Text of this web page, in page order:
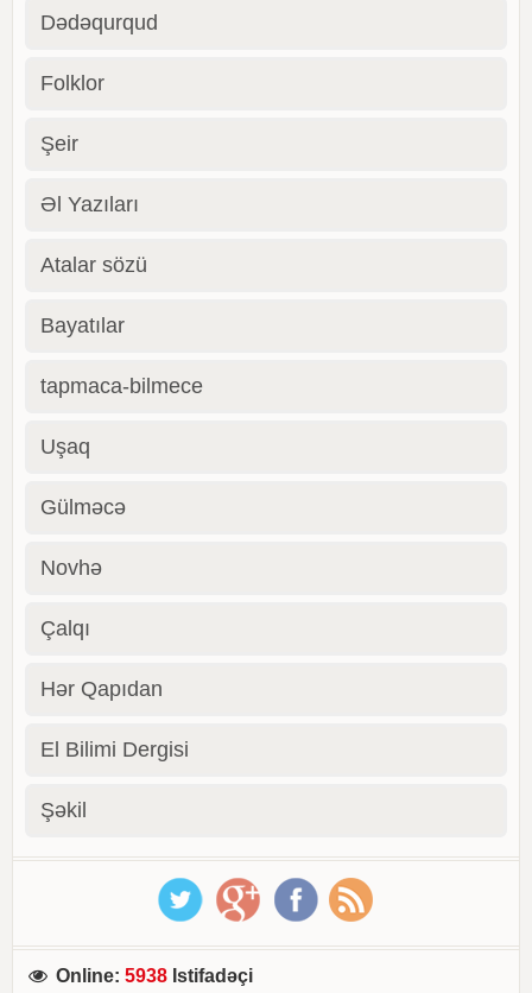
Dədəqurqud
Folklor
Şeir
Əl Yazıları
Atalar sözü
Bayatılar
tapmaca-bilmece
Uşaq
Gülməcə
Novhə
Çalqı
Hər Qapıdan
El Bilimi Dergisi
Şəkil
Online:5938 Istifadəçi